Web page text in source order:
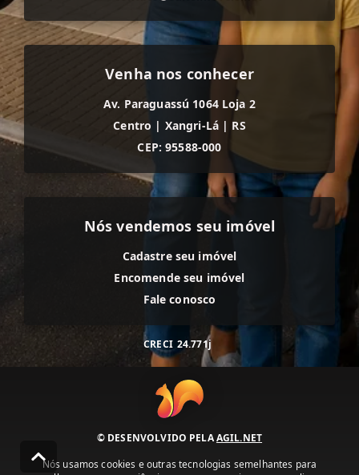
Venha nos conhecer
Av. Paraguassú 1064 Loja 2
Centro | Xangri-Lá | RS
CEP: 95588-000
Nós vendemos seu imóvel
Cadastre seu imóvel
Encomende seu imóvel
Fale conosco
CRECI 24.771j
© DESENVOLVIDO PELAAGIL.NET
Nós usamos cookies e outras tecnologias semelhantes para